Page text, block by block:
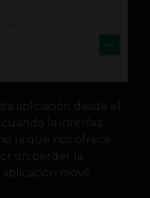
aplicación desde el
la interfaz
la que nos ofrece
sin perder la
móvil.